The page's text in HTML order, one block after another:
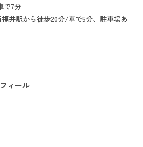
で7分
井駅から徒歩20分/車で5分、駐車場あ
ィール